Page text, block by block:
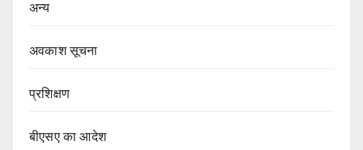
अन्य
अवकाश सूचना
प्रशिक्षण
बीएसए का आदेश